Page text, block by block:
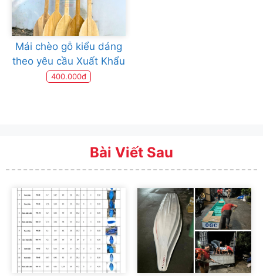
Mái chèo gỗ kiểu dáng
theo yêu cầu Xuất Khẩu
400.000đ
Bài Viết Sau